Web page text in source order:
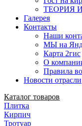
ТЕОРИЯ
Галерея
Контакты
Наши
МЫ на
Карта 2гис
О
Правила
Новости отрасли
Каталог товаров
Плитка
Кирпич
Тротуар